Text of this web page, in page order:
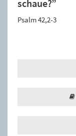
schaue?”
Psalm 42,2-3